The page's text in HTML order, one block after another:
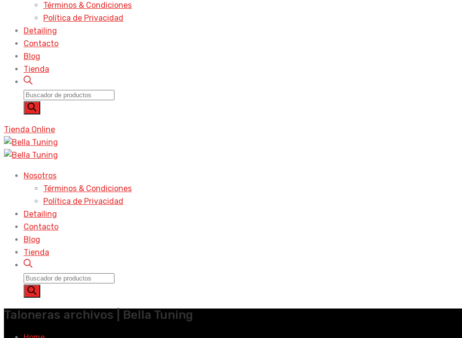
Términos & Condiciones
Política de Privacidad
Detailing
Contacto
Blog
Tienda
Búsqueda
de
Tienda Online
Nosotros
Términos & Condiciones
Política de Privacidad
Detailing
Contacto
Blog
Tienda
Búsqueda
de
Taloneras archivos | Bella Tuning